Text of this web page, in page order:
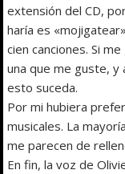
extensión del CD,
haría es
cien canciones. Si
una que me guste, y
esto suceda.
Por mi hubiera
musicales. La
me parecen de
En fin, la voz de